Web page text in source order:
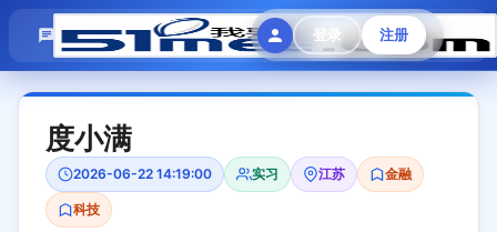
登录 注册
模拟面试 题目大全 招聘中心 会员专区
度小满
2026-06-22 14:19:00 实习 江苏 金融
科技